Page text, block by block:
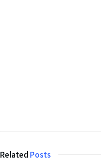
Related Posts